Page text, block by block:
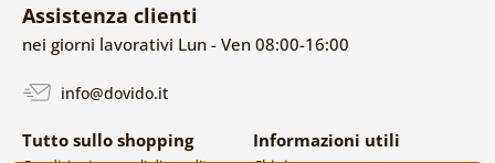
Assistenza clienti
nei giorni lavorativi Lun - Ven 08:00-16:00
info@dovido.it
Tutto sullo shopping Informazioni utili